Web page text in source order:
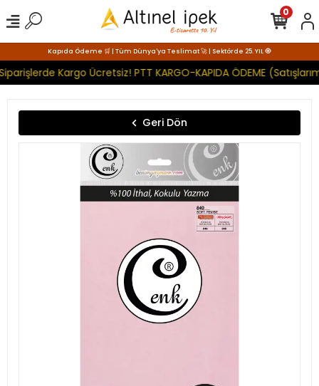
Kapıda Ödeme 🛒 | Tüm Dünya'ya Teslimat 🚀 | Sektörde 25. YIL 🧿
Kargo Ücretsiz! PTT KARGO-KAPIDA ÖDEME
0
Geri Dön